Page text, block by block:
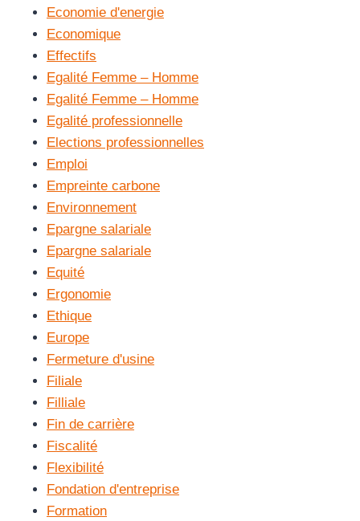
Economie d'energie
Economique
Effectifs
Egalité Femme – Homme
Egalité Femme – Homme
Egalité professionnelle
Elections professionnelles
Emploi
Empreinte carbone
Environnement
Epargne salariale
Epargne salariale
Equité
Ergonomie
Ethique
Europe
Fermeture d'usine
Filiale
Filliale
Fin de carrière
Fiscalité
Flexibilité
Fondation d'entreprise
Formation